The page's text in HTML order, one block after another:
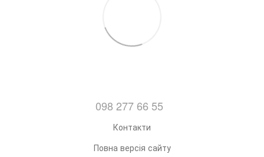
098 277 66 55
Контакти
Повна версія сайту